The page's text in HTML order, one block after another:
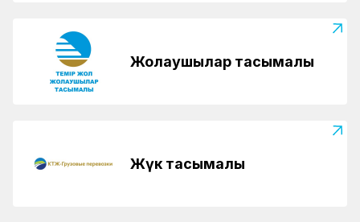
Жолаушылар тасымалы
Жүк тасымалы